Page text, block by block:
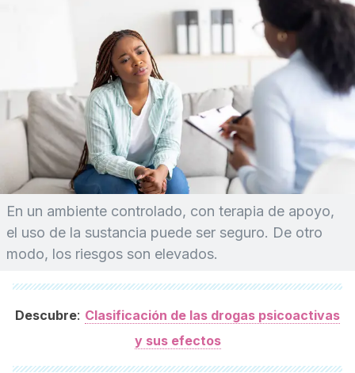
En un ambiente controlado, con terapia de apoyo,
el uso de la sustancia puede ser seguro. De otro
modo, los riesgos son elevados.
Descubre: Clasificación de las drogas psicoactivas
y sus efectos